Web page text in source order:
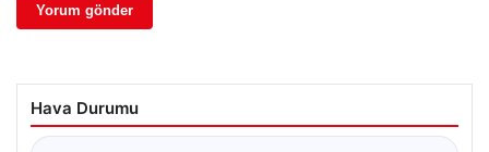
Hava Durumu